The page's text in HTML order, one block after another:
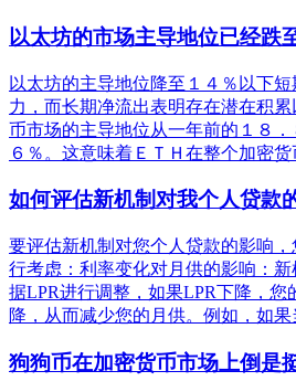
以太坊的市场主导地位已经跌
以太坊的主导地位降至１４％以下
力，而长期净流出表明存在潜在积
币市场的主导地位从一年前的１８
６％。这意味着ＥＴＨ在整个加密
如何评估新机制对我个人贷款
要评估新机制对您个人贷款的影响
行考虑：利率变化对月供的影响：
据LPR进行调整，如果LPR下降，您
降，从而减少您的月供。例如，如
狗狗币在加密货币市场上倒是